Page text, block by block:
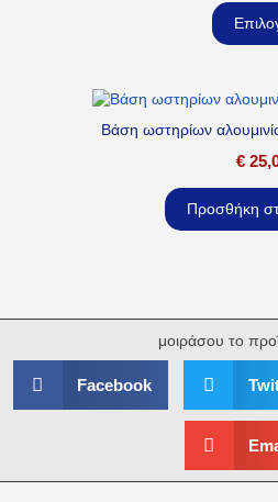
Βάση ωστηρίων
€
Προσθήκη
μοιράσου το
Facebook